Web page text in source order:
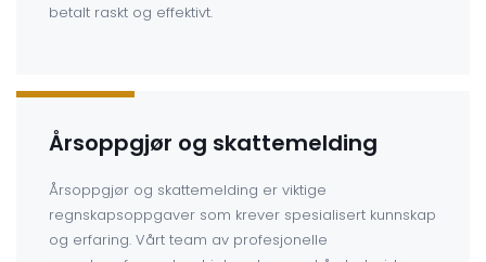
betalt raskt og effektivt.
Årsoppgjør og skattemelding
Årsoppgjør og skattemelding er viktige
regnskapsoppgaver som krever spesialisert kunnskap
og erfaring. Vårt team av profesjonelle